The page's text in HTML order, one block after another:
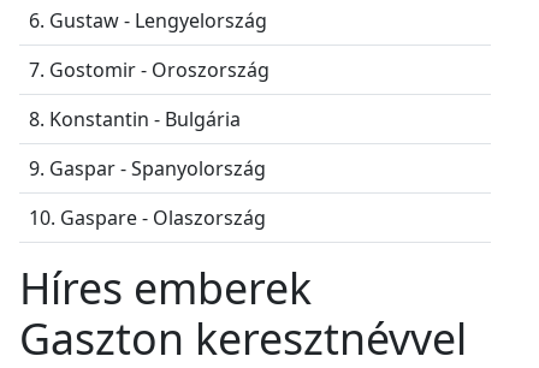
6. Gustaw - Lengyelország
7. Gostomir - Oroszország
8. Konstantin - Bulgária
9. Gaspar - Spanyolország
10. Gaspare - Olaszország
Híres emberek
Gaszton keresztnévvel